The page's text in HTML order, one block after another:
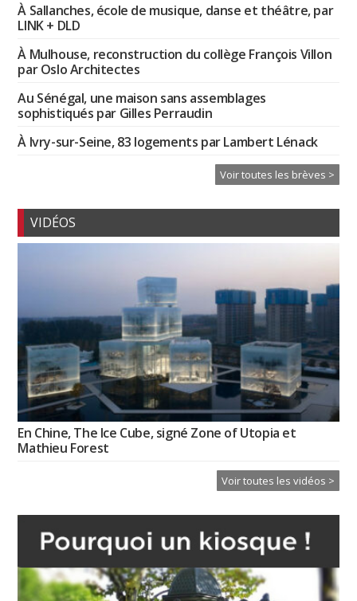
À Sallanches, école de musique, danse et théâtre, par
LINK + DLD
À Mulhouse, reconstruction du collège François Villon
par Oslo Architectes
Au Sénégal, une maison sans assemblages
sophistiqués par Gilles Perraudin
À Ivry-sur-Seine, 83 logements par Lambert Lénack
Voir toutes les brèves >
VIDÉOS
En Chine, The Ice Cube, signé Zone of Utopia et
Mathieu Forest
Voir toutes les vidéos >